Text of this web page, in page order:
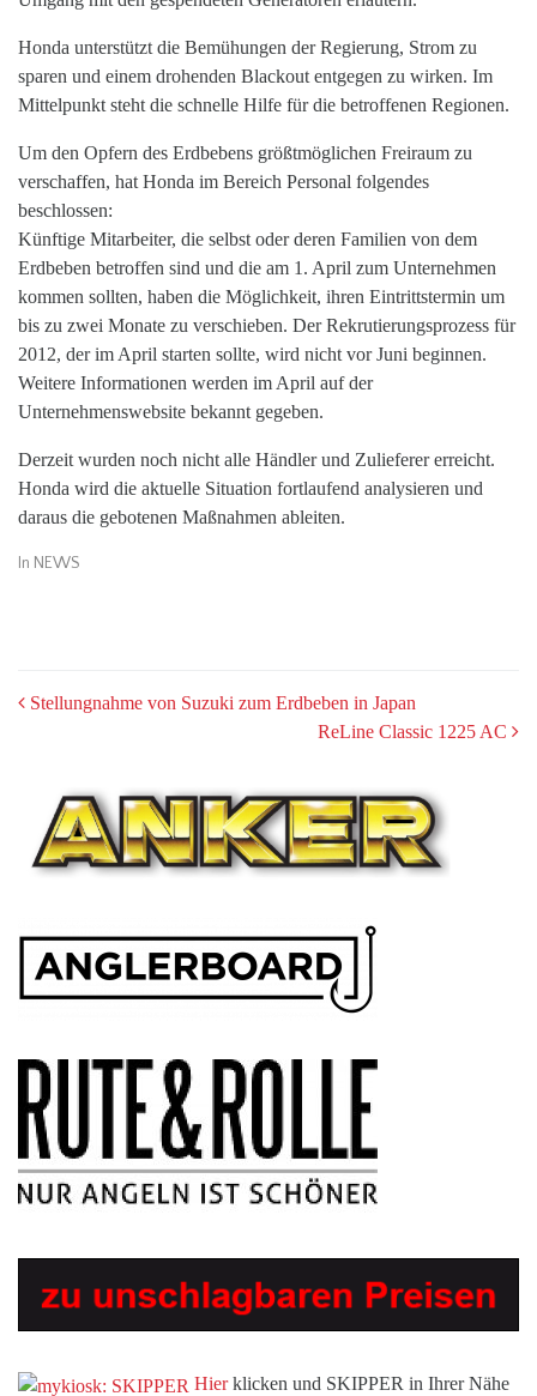
Honda unterstützt die Bemühungen der Regierung, Strom zu
sparen und einem drohenden Blackout entgegen zu wirken. Im
Mittelpunkt steht die schnelle Hilfe für die betroffenen Regionen.
Um den Opfern des Erdbebens größtmöglichen Freiraum zu
verschaffen, hat Honda im Bereich Personal folgendes
beschlossen:
Künftige Mitarbeiter, die selbst oder deren Familien von dem
Erdbeben betroffen sind und die am 1. April zum Unternehmen
kommen sollten, haben die Möglichkeit, ihren Eintrittstermin um
bis zu zwei Monate zu verschieben. Der Rekrutierungsprozess für
2012, der im April starten sollte, wird nicht vor Juni beginnen.
Weitere Informationen werden im April auf der
Unternehmenswebsite bekannt gegeben.
Derzeit wurden noch nicht alle Händler und Zulieferer erreicht.
Honda wird die aktuelle Situation fortlaufend analysieren und
daraus die gebotenen Maßnahmen ableiten.
In NEWS
POST
Stellungnahme von Suzuki zum Erdbeben in Japan
ReLine Classic 1225 AC
Hierklicken und SKIPPER in Ihrer Nähe